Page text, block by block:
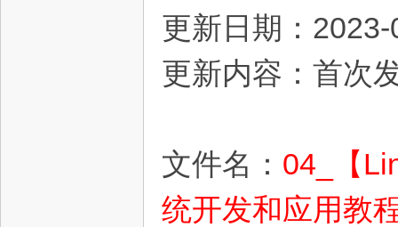
更新日期：
更新内容：首次
文件名： 04_【
统开发和应用教